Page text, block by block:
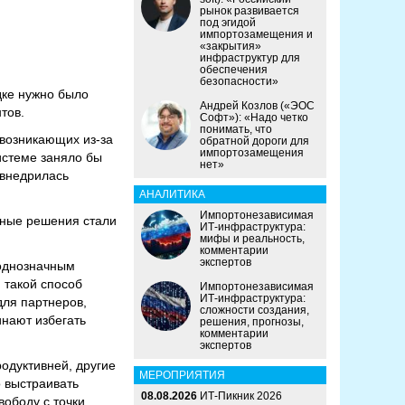
нужно было
из-за
заняло бы
решения стали
способ
партнеров,
избегать
другие
с точки
рынок развивается
под эгидой
импортозамещения и
«закрытия»
инфраструктур для
обеспечения
безопасности»
Андрей Козлов («ЭОС
Софт»): «Надо четко
понимать, что
обратной дороги для
импортозамещения
нет»
АНАЛИТИКА
Импортонезависимая
ИТ-инфраструктура:
мифы и реальность,
комментарии
экспертов
Импортонезависимая
ИТ-инфраструктура:
сложности создания,
решения, прогнозы,
комментарии
экспертов
МЕРОПРИЯТИЯ
08.08.2026 ИТ-Пикник 2026